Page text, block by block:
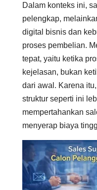
Dalam konteks ini,
pelengkap,
digital bisnis dan
proses pembelian.
tepat, yaitu ketika
kejelasan, bukan
dari awal. Karena
struktur seperti ini
mempertahankan
menyerap biaya